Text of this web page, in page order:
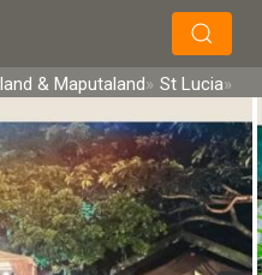
Soek
& Maputaland St Lucia